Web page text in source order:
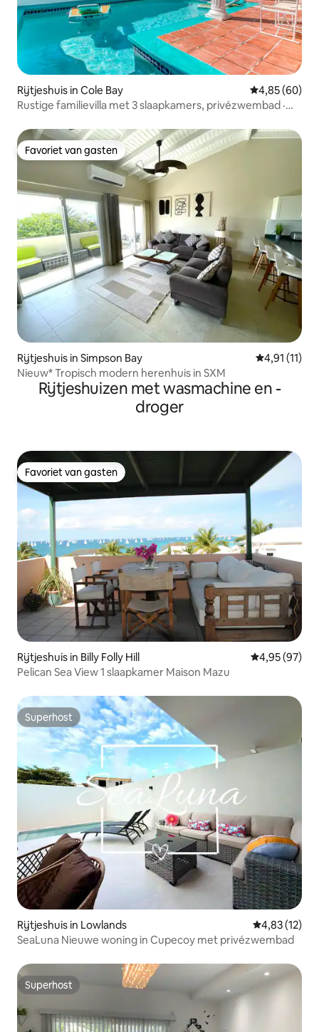
Rijtjeshuis in Cole Bay Gemiddelde
4,85 (60)
Rustige familievilla met 3 slaapkamers, privézwembad ·
Favoriet van gasten
Favoriet van gasten
Rijtjeshuis in Simpson Bay Gemiddelde
4,91 (11)
Nieuw* Tropisch modern herenhuis in SXM
Rijtjeshuizen met wasmachine en -
droger
Favoriet van gasten
Favoriet van gasten
Rijtjeshuis in Billy Folly Hill Gemiddelde
4,95 (97)
Pelican Sea View 1 slaapkamer Maison Mazu
Superhost
Superhost
Rijtjeshuis in Lowlands Gemiddelde
4,83 (12)
SeaLuna Nieuwe woning in Cupecoy met privézwembad
Superhost
Superhost